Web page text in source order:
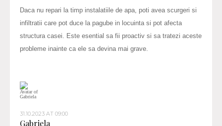
Daca nu repari la timp instalatiile de apa, poti avea scurgeri si
infiltratii care pot duce la pagube in locuinta si pot afecta
structura casei. Este esential sa fii proactiv si sa tratezi aceste
probleme inainte ca ele sa devina mai grave.
31.10.2023 AT 09:00
Gabriela